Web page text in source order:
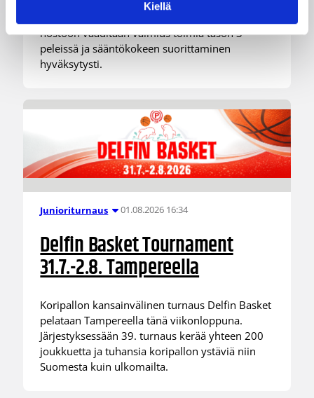
Kiellä
nostoon vaaditaan valmius toimia tason 3
peleissä ja sääntökokeen suorittaminen
hyväksytysti.
Junioriturnaus 01.08.2026 16:34
Delfin Basket Tournament
31.7.-2.8. Tampereella
Koripallon kansainvälinen turnaus Delfin Basket
pelataan Tampereella tänä viikonloppuna.
Järjestyksessään 39. turnaus kerää yhteen 200
joukkuetta ja tuhansia koripallon ystäviä niin
Suomesta kuin ulkomailta.